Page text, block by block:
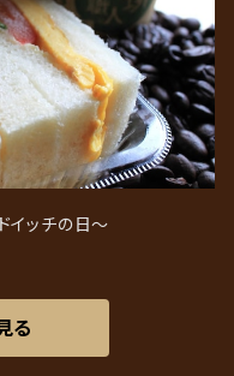
イッチの日～
る